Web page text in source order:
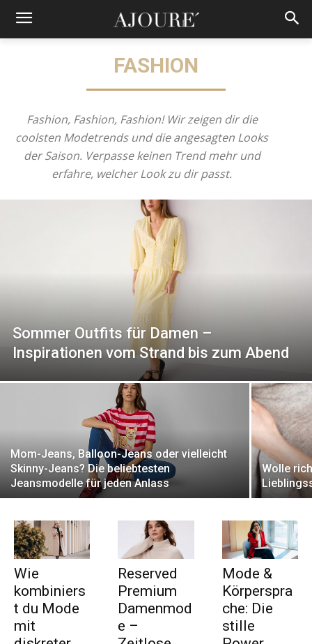
FASHION
Fashion, Fashion, Fashion! Wir zeigen dir die
coolsten Modetrends und die angesagten Looks
der Saison. Verpasse keinen Trend mehr und
erfahre, welcher Look zu dir passt.
Sommer Outfits für Damen –
Inspirationen vom Strand bis zum Abend
Mom-Jeans, Balloon-Jeans oder vielleicht
Skinny-Jeans? Die beliebtesten
Jeansmodelle für jeden Anlass
Wolle
Wie
kombiniers
t du Mode
mit
Reserved
Premium
Damenmod
e –
Mode &
Körperspra
che: Die
stille